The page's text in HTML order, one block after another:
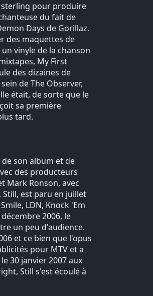
sterling pour produire
du fait de
Days de Gorillaz.
des maquettes de
vinyle de la chanson
My First
des dizaines de
de The Observer,
était, de sorte que le
sa première
tard.
son album et de
des producteurs
Mark Ronson, avec
Still, est paru en juillet
LDN, Knock 'Em
2006, le
un peu d'audience.
et ce bien que l'opus
pour MTV et a
30 janvier 2007 aux
Still s'est écoulé à